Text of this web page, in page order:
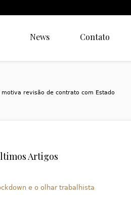
News Contato
revisão de contrato com Estado
Artigos
e o olhar trabalhista